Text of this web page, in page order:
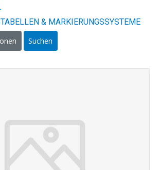
& MARKIERUNGSSYSTEME
Suchen